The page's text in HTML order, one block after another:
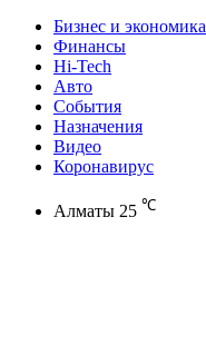
Бизнес и экономика
Финансы
Hi-Tech
Авто
События
Назначения
Видео
Коронавирус
Алматы 25 ℃